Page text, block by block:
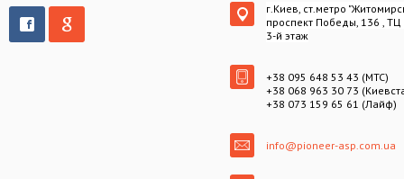
г.Киев, ст.метро
проспект Победы, 136 , ТЦ
3-й этаж
+38 095 648 53 43 (МТС)
+38 068 963 30 73
+38 073 159 65 61 (Лайф)
info@pioneer-asp.com.ua